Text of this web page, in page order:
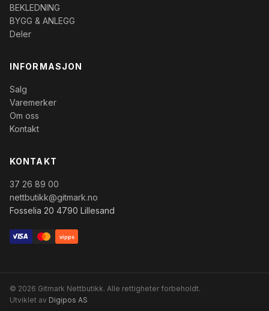
BEKLEDNING
BYGG & ANLEGG
Deler
INFORMASJON
Salg
Varemerker
Om oss
Kontakt
KONTAKT
37 26 89 00
nettbutikk@gitmark.no
Fosselia 20 4790 Lillesand
vipps
© 2026 Gitmark Nettbutikk. Alle rettigheter forbeholdt.
Utviklet av Digipos AS